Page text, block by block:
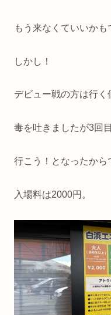
もう来なくていいかも
しかし！
デビュー戦の方は行く
毒を吐きましたが3回
行こう！となったから
入場料は2000円。